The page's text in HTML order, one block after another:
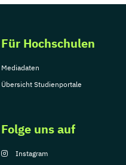
Für Hochschulen
Mediadaten
Übersicht Studienportale
Folge uns auf
Instagram